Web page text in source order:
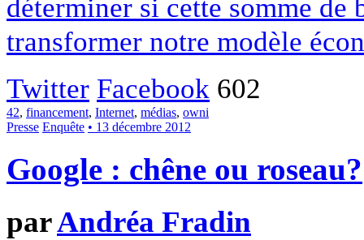
déterminer si cette somme
transformer notre modèle
Twitter Facebook 602
42, financement, Internet, médias, owni
Presse Enquête • 13 décembre 2012
Google : chêne ou roseau?
parAndréa Fradin